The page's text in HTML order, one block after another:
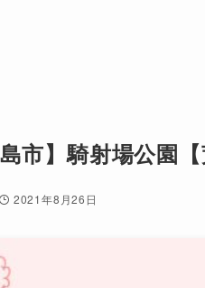
島市】騎射場公園
2021年8月26日